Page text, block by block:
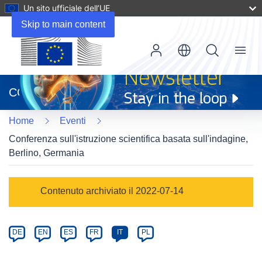
Skip to main content
Un sito ufficiale dell’UE
apre
in
una
nuova
finestra)
CORDIS
Menu
Home
Eventi
Conferenza sull'istruzione scientifica basata sull'indagine,
Berlino, Germania
category
Contenuto archiviato il 2022-07-14
Article
available
DE EN ES FR IT PL